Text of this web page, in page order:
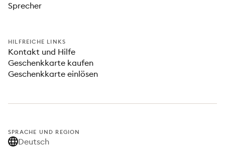
Sprecher
HILFREICHE LINKS
Kontakt und Hilfe
Geschenkkarte kaufen
Geschenkkarte einlösen
SPRACHE UND REGION
Deutsch